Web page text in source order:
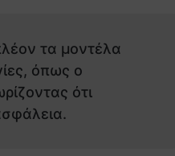
τα μοντέλα
όπως ο
ότι